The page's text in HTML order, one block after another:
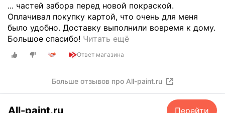
... частей забора перед новой покраской.
Оплачивал покупку картой, что очень для меня
было удобно. Доставку выполнили вовремя к дому.
Большое спасибо! Читать ещёП
п
а
Ответ магазина
Больше отзывов про All-paint.ru
All-paint.ru Перейти